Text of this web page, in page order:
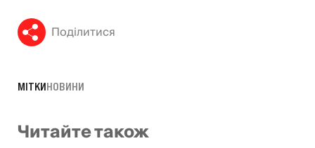
Поділитися
МІТКИНОВИНИ
Читайте також